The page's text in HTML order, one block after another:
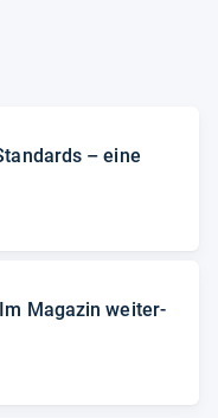
– eine
Maga­zin wei­ter­